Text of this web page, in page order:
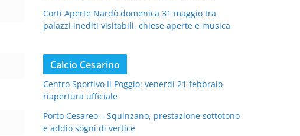
Corti Aperte Nardò domenica 31 maggio tra
palazzi inediti visitabili, chiese aperte e musica
Calcio Cesarino
Centro Sportivo Il Poggio: venerdì 21 febbraio
riapertura ufficiale
Porto Cesareo – Squinzano, prestazione sottotono
e addio sogni di vertice